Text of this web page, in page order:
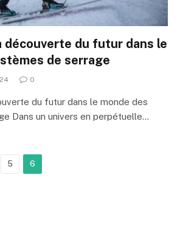
découverte du futur dans le
de serrage
0
du futur dans le monde des
Dans un univers en perpétuelle…
5 6